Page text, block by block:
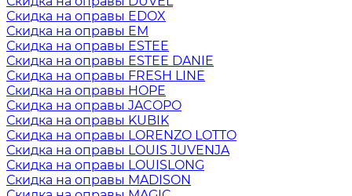
Скидка на оправы EDOX
Скидка на оправы EM
Скидка на оправы ESTEE
Скидка на оправы ESTEE DANIE
Скидка на оправы FRESH LINE
Скидка на оправы HOPE
Скидка на оправы JACOPO
Скидка на оправы KUBIK
Скидка на оправы LORENZO LOTTO
Скидка на оправы LOUIS JUVENJA
Скидка на оправы LOUISLONG
Скидка на оправы MADISON